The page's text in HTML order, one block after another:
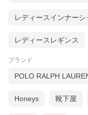
レディースインナーシ
レディースレギンス
ブランド
POLO RALPH
Honeys 靴下屋